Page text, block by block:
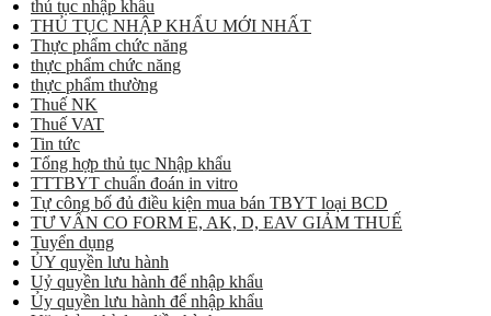
thủ tục nhập khẩu
THỦ TỤC NHẬP KHẨU MỚI NHẤT
Thực phẩm chức năng
thực phẩm chức năng
thực phẩm thường
Thuế NK
Thuế VAT
Tin tức
Tổng hợp thủ tục Nhập khẩu
TTTBYT chuẩn đoán in vitro
Tự công bố đủ điều kiện mua bán TBYT loại BCD
TƯ VẤN CO FORM E, AK, D, EAV GIẢM THUẾ
Tuyển dụng
ỦY quyền lưu hành
Uỷ quyền lưu hành để nhập khẩu
Ủy quyền lưu hành để nhập khẩu